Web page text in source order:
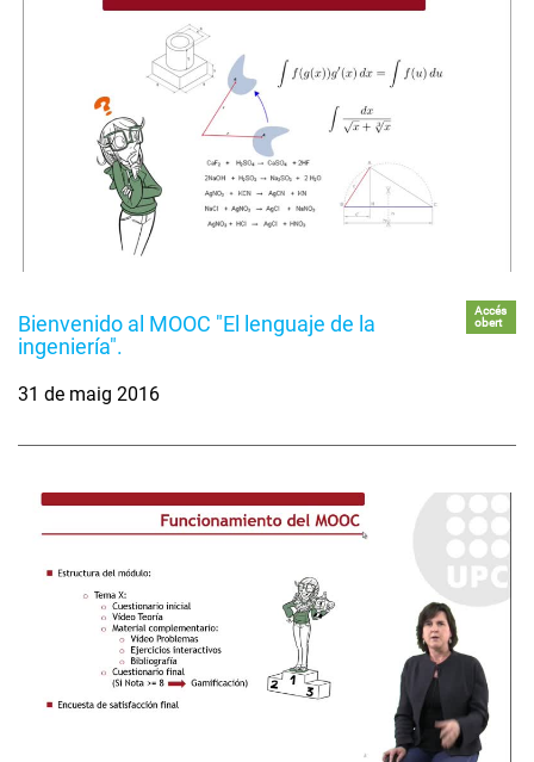
Bienvenido al MOOC "El lenguaje de la
ingeniería".
Accés
obert
31 de maig 2016